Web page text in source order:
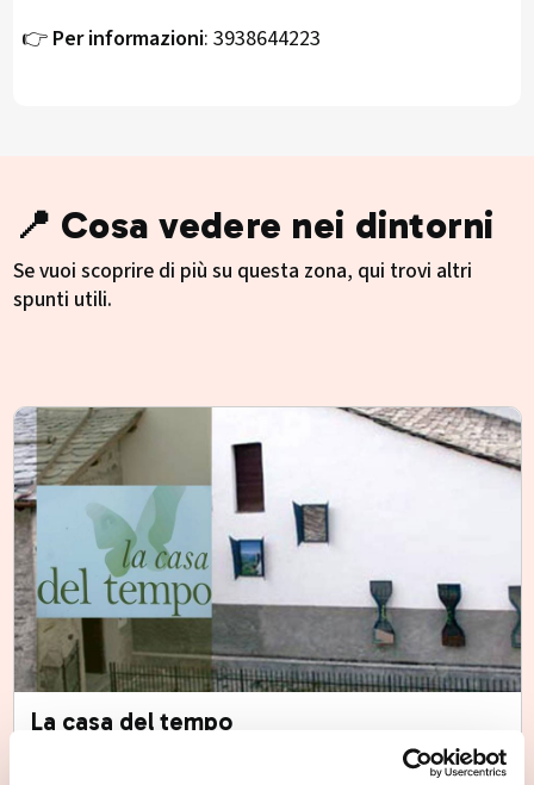
👉 Per informazioni: 3938644223
📍 Cosa vedere nei dintorni
Se vuoi scoprire di più su questa zona, qui trovi altri
spunti utili.
La casa del tempo